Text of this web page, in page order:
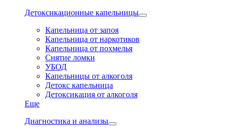
Детоксикационные капельницы
Капельница от запоя
Капельница от наркотиков
Капельница от похмелья
Снятие ломки
УБОД
Капельницы от алкоголя
Детокс капельница
Детоксикация от алкоголя
Еще
Диагностика и анализы